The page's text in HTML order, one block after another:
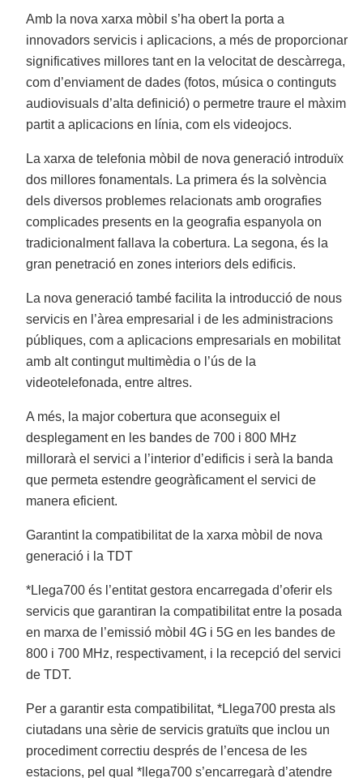
Amb la nova xarxa mòbil s’ha obert la porta a
innovadors servicis i aplicacions, a més de proporcionar
significatives millores tant en la velocitat de descàrrega,
com d’enviament de dades (fotos, música o continguts
audiovisuals d’alta definició) o permetre traure el màxim
partit a aplicacions en línia, com els videojocs.
La xarxa de telefonia mòbil de nova generació introduïx
dos millores fonamentals. La primera és la solvència
dels diversos problemes relacionats amb orografies
complicades presents en la geografia espanyola on
tradicionalment fallava la cobertura. La segona, és la
gran penetració en zones interiors dels edificis.
La nova generació també facilita la introducció de nous
servicis en l’àrea empresarial i de les administracions
públiques, com a aplicacions empresarials en mobilitat
amb alt contingut multimèdia o l’ús de la
videotelefonada, entre altres.
A més, la major cobertura que aconseguix el
desplegament en les bandes de 700 i 800 MHz
millorarà el servici a l’interior d’edificis i serà la banda
que permeta estendre geogràficament el servici de
manera eficient.
Garantint la compatibilitat de la xarxa mòbil de nova
generació i la TDT
*Llega700 és l’entitat gestora encarregada d’oferir els
servicis que garantiran la compatibilitat entre la posada
en marxa de l’emissió mòbil 4G i 5G en les bandes de
800 i 700 MHz, respectivament, i la recepció del servici
de TDT.
Per a garantir esta compatibilitat, *Llega700 presta als
ciutadans una sèrie de servicis gratuïts que inclou un
procediment correctiu després de l’encesa de les
estacions, pel qual *llega700 s’encarregarà d’atendre